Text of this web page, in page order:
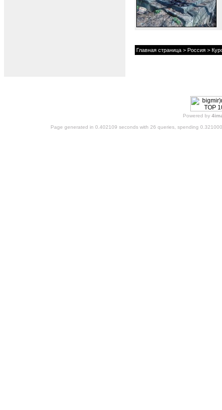
Главная страница > Россия >
Powered by
Page generated in 0.402109 seconds with 26 queries, spending